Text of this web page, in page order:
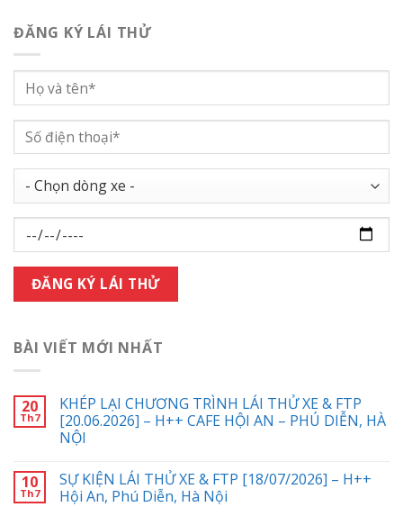
ĐĂNG KÝ LÁI THỬ
BÀI VIẾT MỚI NHẤT
20
Th7
KHÉP LẠI CHƯƠNG TRÌNH LÁI THỬ XE & FTP
[20.06.2026] – H++ CAFE HỘI AN – PHÚ DIỄN, HÀ
NỘI
10
Th7
SỰ KIỆN LÁI THỬ XE & FTP [18/07/2026] – H++
Hội An, Phú Diễn, Hà Nội